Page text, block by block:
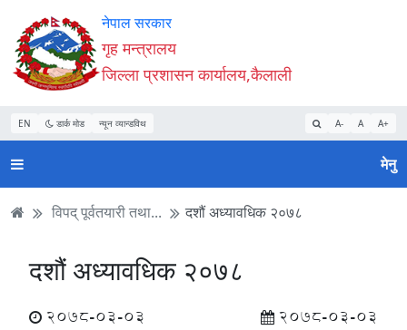
Accessibility
Mode
सुरु
गर्नुहोस्
सामाग्री
पढ्नुहाेस्
नेभिगेसन
पढ्नुहाेस्
वेबसाइट
खोजमा
जानुहोस्
नेपाल सरकार
गृह मन्त्रालय
जिल्ला प्रशासन कार्यालय,कैलाली
EN डार्क मोड न्यून व्यान्डविथ A- A A+
मेनु
विपद् पूर्वतयारी तथा... दशौं अध्यावधिक २०७८
दशौं अध्यावधिक २०७८
2078-03-03 2078-03-03